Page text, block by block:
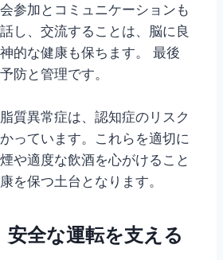
参加とコミュニケーションも
し、交流することは、脳に良
的な健康も保ちます。 最後
防と管理です。
質異常症は、認知症のリスク
っています。これらを適切に
や適度な飲酒を心がけること
を保つ土台となります。
安全な運転を支える